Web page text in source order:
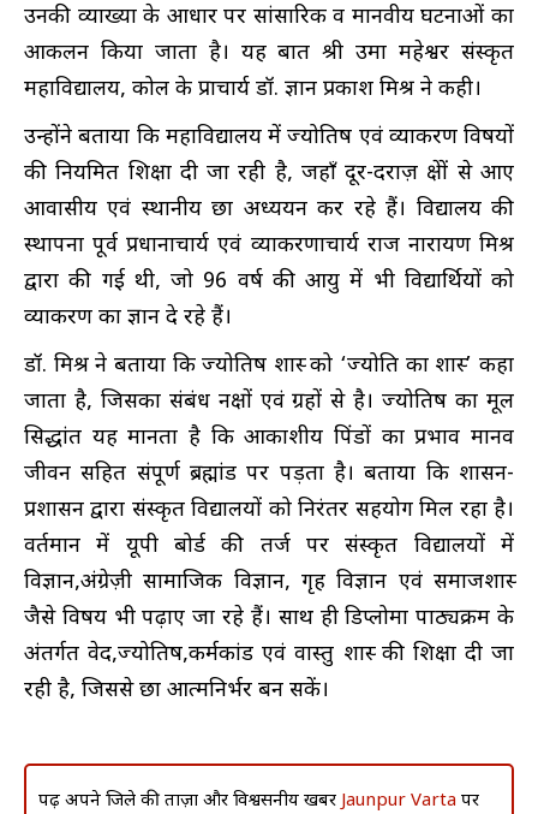
उनकी व्याख्या के आधार पर सांसारिक व मानवीय घटनाओं का
आकलन किया जाता है। यह बात श्री उमा महेश्वर संस्कृत
महाविद्यालय, कोल के प्राचार्य डॉ. ज्ञान प्रकाश मिश्र ने कही।
उन्होंने बताया कि महाविद्यालय में ज्योतिष एवं व्याकरण विषयों
की नियमित शिक्षा दी जा रही है, जहाँ दूर-दराज़ क्षेत्रों से आए
आवासीय एवं स्थानीय छात्र अध्ययन कर रहे हैं। विद्यालय की
स्थापना पूर्व प्रधानाचार्य एवं व्याकरणाचार्य राज नारायण मिश्र
द्वारा की गई थी, जो 96 वर्ष की आयु में भी विद्यार्थियों को
व्याकरण का ज्ञान दे रहे हैं।
डॉ. मिश्र ने बताया कि ज्योतिष शास्त्र को ‘ज्योति का शास्त्र’ कहा
जाता है, जिसका संबंध नक्षत्रों एवं ग्रहों से है। ज्योतिष का मूल
सिद्धांत यह मानता है कि आकाशीय पिंडों का प्रभाव मानव
जीवन सहित संपूर्ण ब्रह्मांड पर पड़ता है। बताया कि शासन-
प्रशासन द्वारा संस्कृत विद्यालयों को निरंतर सहयोग मिल रहा है।
वर्तमान में यूपी बोर्ड की तर्ज पर संस्कृत विद्यालयों में
विज्ञान,अंग्रेज़ी सामाजिक विज्ञान, गृह विज्ञान एवं समाजशास्त्र
जैसे विषय भी पढ़ाए जा रहे हैं। साथ ही डिप्लोमा पाठ्यक्रम के
अंतर्गत वेद,ज्योतिष,कर्मकांड एवं वास्तु शास्त्र की शिक्षा दी जा
रही है, जिससे छात्र आत्मनिर्भर बन सकें।
पढ़ें अपने जिले की ताज़ा और विश्वसनीय खबरें Jaunpur Varta पर